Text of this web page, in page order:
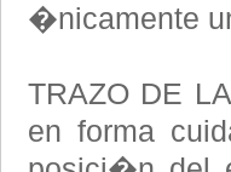
�nicamente
TRAZO DE
en forma